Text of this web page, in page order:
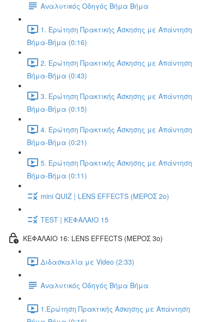
Αναλυτικός Οδηγός Βήμα Βήμα
1. Ερώτηση Πρακτικής Άσκησης με Απάντηση
Βήμα-Βήμα (0:16)
2. Ερώτηση Πρακτικής Άσκησης με Απάντηση
Βήμα-Βήμα (0:43)
3. Ερώτηση Πρακτικής Άσκησης με Απάντηση
Βήμα-Βήμα (0:15)
4. Ερώτηση Πρακτικής Άσκησης με Απάντηση
Βήμα-Βήμα (0:21)
5. Ερώτηση Πρακτικής Άσκησης με Απάντηση
Βήμα-Βήμα (0:11)
mini QUIZ | LENS EFFECTS (ΜΕΡΟΣ 2o)
TEST | ΚΕΦΑΛΑΙΟ 15
ΚΕΦΑΛΑΙΟ 16: LENS EFFECTS (ΜΕΡΟΣ 3o)
Διδασκαλία με Video (2:33)
Αναλυτικός Οδηγός Βήμα Βήμα
1.Ερώτηση Πρακτικής Άσκησης με Απάντηση